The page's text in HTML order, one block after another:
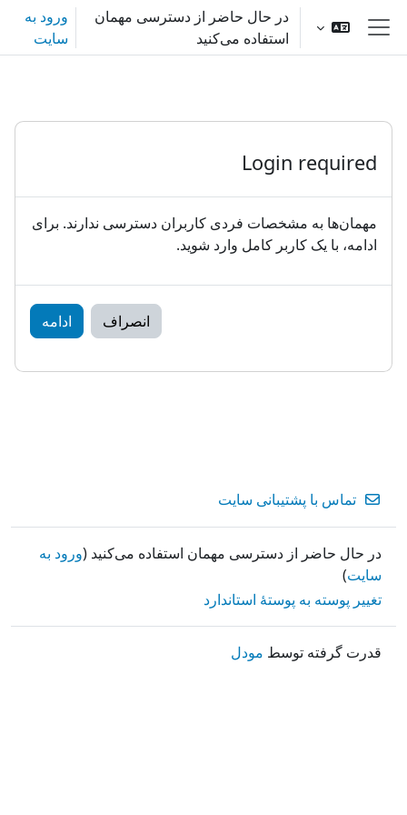
پرش به محتوای اصلی
پنل کناری
در حال حاضر از دسترسی مهمان
استفاده می‌کنید
ورود به
سایت
Login required
مهمان‌ها به مشخصات فردی کاربران دسترسی ندارند. برای
ادامه، با یک کاربر کامل وارد شوید.
انصراف ادامه
تماس با پشتیبانی سایت
در حال حاضر از دسترسی مهمان استفاده می‌کنید (ورود به
سایت)
تغییر پوسته به پوستهٔ استاندارد
قدرت گرفته توسط مودل